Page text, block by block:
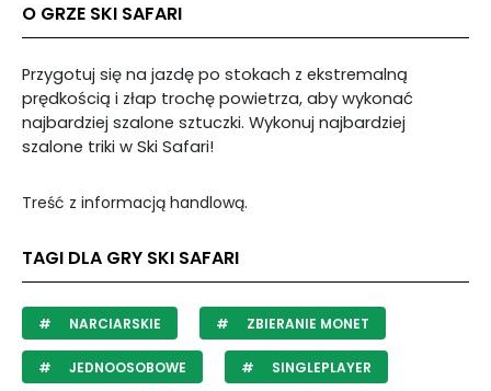
O GRZE SKI SAFARI
Przygotuj się na jazdę po stokach z ekstremalną
prędkością i złap trochę powietrza, aby wykonać
najbardziej szalone sztuczki. Wykonuj najbardziej
szalone triki w Ski Safari!
Treść z informacją handlową.
TAGI DLA GRY SKI SAFARI
NARCIARSKIE ZBIERANIE MONET
JEDNOOSOBOWE SINGLEPLAYER